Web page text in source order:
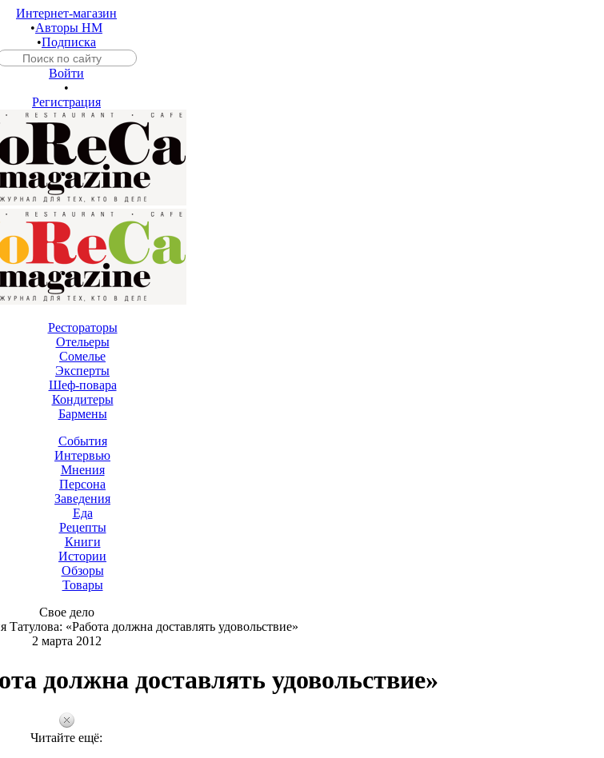
Интернет-магазин
•Авторы HM
•Подписка
Войти
•
Регистрация
Рестораторы
Отельеры
Сомелье
Эксперты
Шеф-повара
Кондитеры
Бармены
События
Интервью
Мнения
Персона
Заведения
Еда
Рецепты
Книги
Истории
Обзоры
Товары
Свое дело
Татулова: «Работа должна доставлять удовольствие»
2 марта 2012
должна доставлять удовольствие»
Читайте ещё: